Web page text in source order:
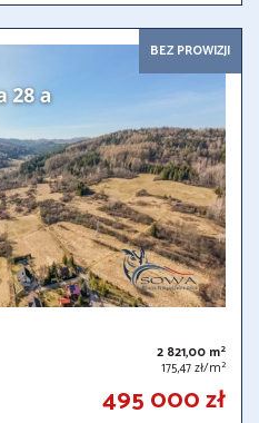
BEZ PROWIZJI
2 821,00 m2
175,47 zł/m2
495 000 zł